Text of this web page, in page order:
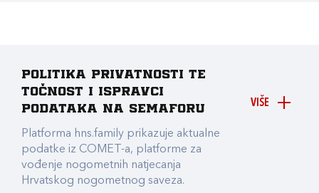
VIŠE
Politika privatnosti te
točnost i ispravci
podataka na Semaforu
Platforma hns.family prikazuje aktualne
podatke iz COMET-a, platforme za
vođenje nogometnih natjecanja
Hrvatskog nogometnog saveza.